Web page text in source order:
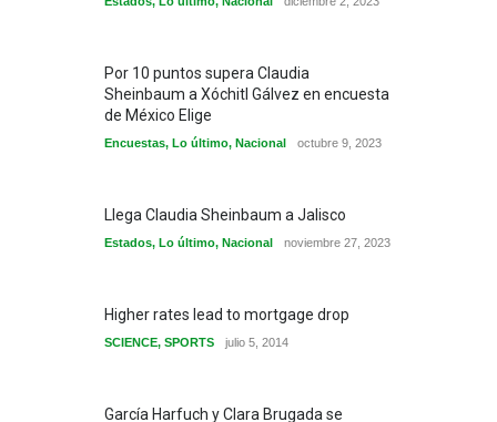
Por 10 puntos supera Claudia
Sheinbaum a Xóchitl Gálvez en encuesta
de México Elige
Encuestas, Lo último, Nacional octubre 9, 2023
Llega Claudia Sheinbaum a Jalisco
Estados, Lo último, Nacional noviembre 27, 2023
Higher rates lead to mortgage drop
SCIENCE, SPORTS julio 5, 2014
García Harfuch y Clara Brugada se